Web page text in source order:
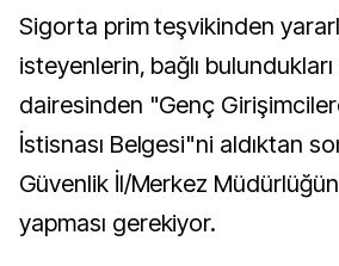
Sigorta prim teşvikinden
isteyenlerin, bağlı
dairesinden "Genç
İstisnası Belgesi"ni aldıktan
Güvenlik İl/Merkez
yapması gerekiyor.